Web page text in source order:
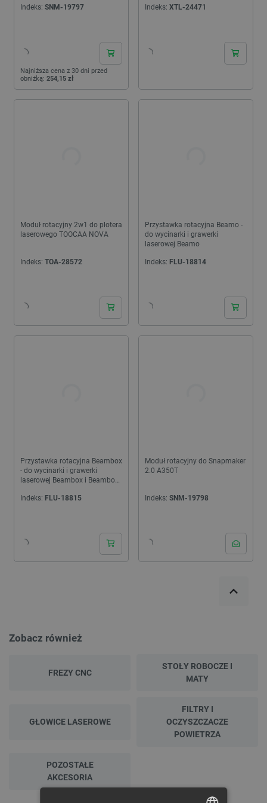
Indeks: SNM-19797
Najniższa cena z 30 dni przed
obniżką: 254,15 zł
Indeks: XTL-24471
Moduł rotacyjny 2w1 do plotera
laserowego TOOCAA NOVA
Indeks: TOA-28572
Przystawka rotacyjna Beamo -
do wycinarki i grawerki
laserowej Beamo
Indeks: FLU-18814
Przystawka rotacyjna Beambox
- do wycinarki i grawerki
laserowej Beambox i Beambox
Indeks: FLU-18815
Moduł rotacyjny do Snapmaker
2.0 A350T
Indeks: SNM-19798
Zobacz również
FREZY CNC
STOŁY ROBOCZE I
MATY
GŁOWICE LASEROWE
FILTRY I
OCZYSZCZACZE
POWIETRZA
POZOSTAŁE
AKCESORIA